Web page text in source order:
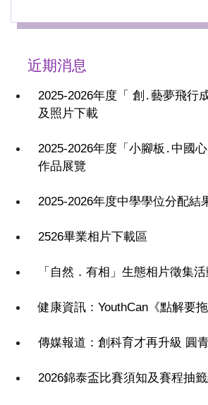
近期消息
2025-2026年度「 創․藝夢飛行
及照片下載
2025-2026年度「小腳板․中國
作品展覽
2025-2026年度中學學位分配結
2526畢業相片下載區
「自然．有相」生態相片徵集活
健康資訊：YouthCan《點解要
傳媒報道：創科育才再升級 圓
2026錦泰盃比賽須知及賽程抽